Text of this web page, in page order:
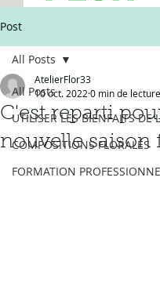
Post
All Posts
UTILISER LES BIENFAITS DE
COMPOSITIONS FLORALES
FORMATION
All Posts
C'est reparti
nouvelle saison
AtelierFlor33
10 oct. 2022 0 min de lecture